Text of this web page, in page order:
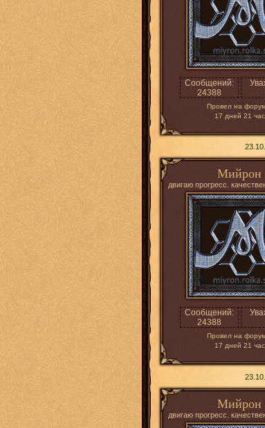
Сообщений:
24388
Провел на
17 дней 21 час
Мийрон
двигаю прогресс.
Сообщений:
24388
Провел на
17 дней 21 час
Мийрон
двигаю прогресс.